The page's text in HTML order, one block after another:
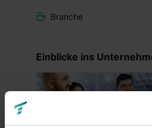
Branche
Einblicke ins